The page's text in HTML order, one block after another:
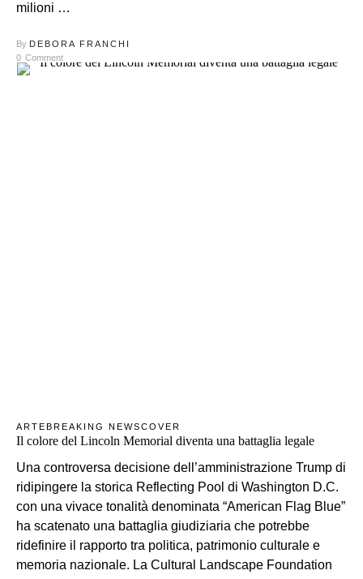
milioni …
By DEBORA FRANCHI
0 Comment
ARTEBREAKING NEWSCOVER
Il colore del Lincoln Memorial diventa una battaglia legale
Una controversa decisione dell’amministrazione Trump di
ridipingere la storica Reflecting Pool di Washington D.C.
con una vivace tonalità denominata “American Flag Blue”
ha scatenato una battaglia giudiziaria che potrebbe
ridefinire il rapporto tra politica, patrimonio culturale e
memoria nazionale. La Cultural Landscape Foundation